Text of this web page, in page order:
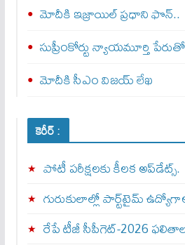
మోదీకి ఇజ్రాయిల్ ప్ర‌ధాని ఫొన్..
సుప్రీంకోర్టు న్యాయమూర్తి
మోదీకి సీఎం విజయ్ లేఖ
కెరీర్ :
పోటీ పరీక్షలకు కీలక అప్‌డేట్స్.
గురుకులాల్లో పార్ట్‌టైమ్
రేపే టీజీ సీపీగెట్‌-2026